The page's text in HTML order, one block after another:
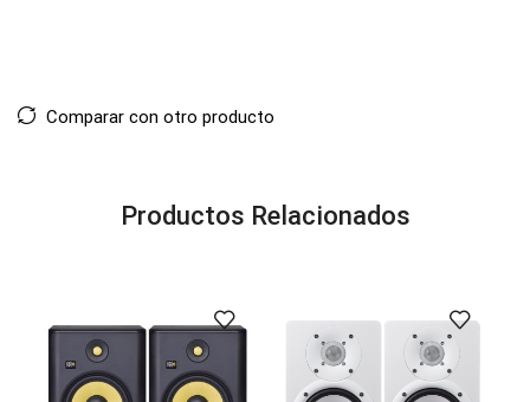
Comparar con otro producto
Productos Relacionados